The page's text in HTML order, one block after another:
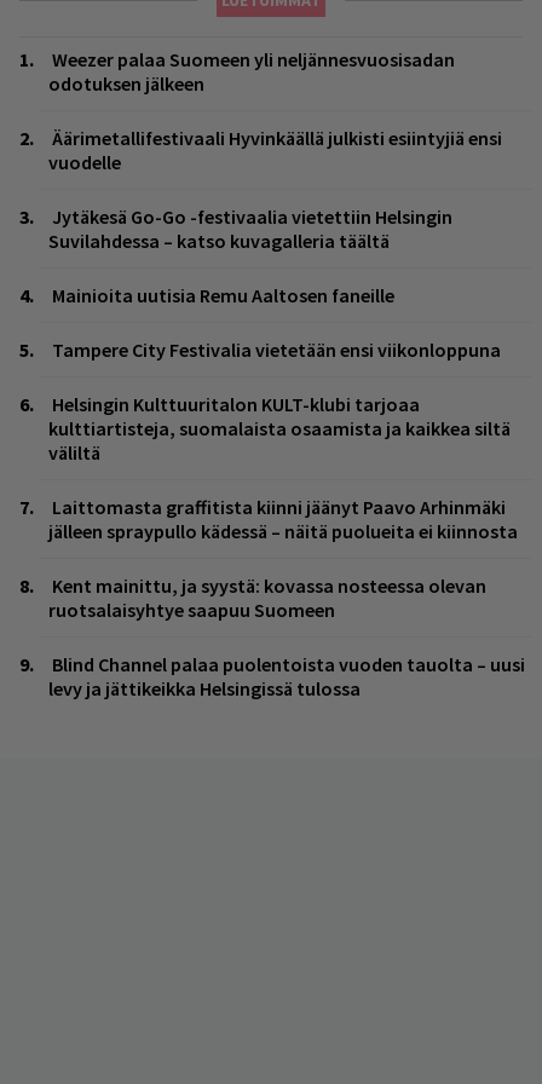
Weezer palaa Suomeen yli neljännesvuosisadan
odotuksen jälkeen
Äärimetallifestivaali Hyvinkäällä julkisti esiintyjiä ensi
vuodelle
Jytäkesä Go-Go -festivaalia vietettiin Helsingin
Suvilahdessa – katso kuvagalleria täältä
Mainioita uutisia Remu Aaltosen faneille
Tampere City Festivalia vietetään ensi viikonloppuna
Helsingin Kulttuuritalon KULT-klubi tarjoaa
kulttiartisteja, suomalaista osaamista ja kaikkea siltä
väliltä
Laittomasta graffitista kiinni jäänyt Paavo Arhinmäki
jälleen spraypullo kädessä – näitä puolueita ei kiinnosta
Kent mainittu, ja syystä: kovassa nosteessa olevan
ruotsalaisyhtye saapuu Suomeen
Blind Channel palaa puolentoista vuoden tauolta – uusi
levy ja jättikeikka Helsingissä tulossa